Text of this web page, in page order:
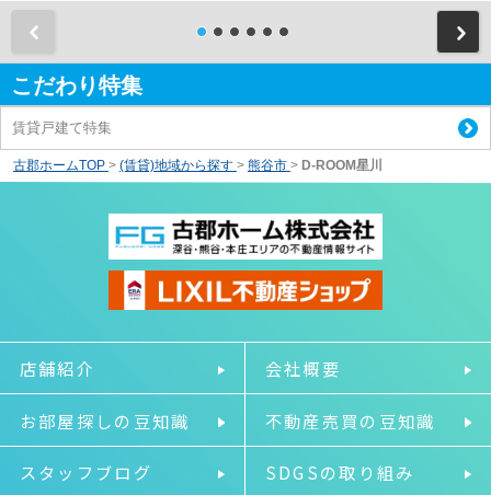
こだわり特集
賃貸戸建て特集
古郡ホームTOP > (賃貸)地域から探す > 熊谷市 > D-ROOM星川
店舗紹介 会社概要
お部屋探しの豆知識 不動産売買の豆知識
スタッフブログ SDGSの取り組み